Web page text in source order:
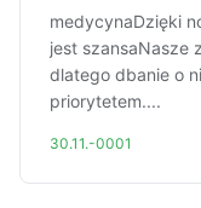
medycynaDzięki
jest szansaNasze
dlatego dbanie o
priorytetem....
30.11.-0001